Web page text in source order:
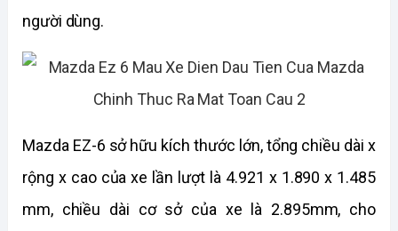
người dùng.
Mazda EZ-6 sở hữu kích thước lớn, tổng chiều dài x
rộng x cao của xe lần lượt là 4.921 x 1.890 x 1.485
mm, chiều dài cơ sở của xe là 2.895mm, cho